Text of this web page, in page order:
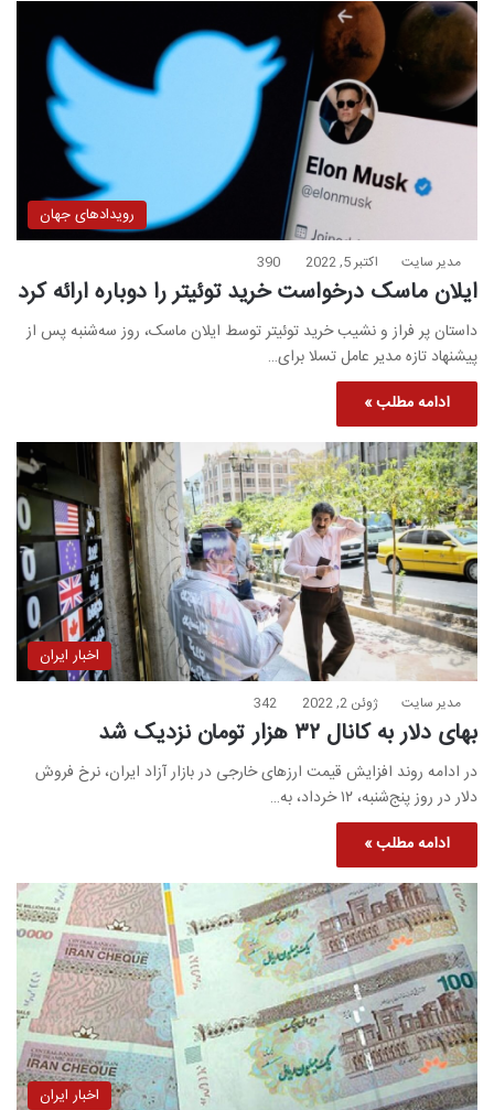
رویدادهای جهان
مدیر سایت اکتبر 5, 2022 390
ایلان ماسک درخواست خرید توئیتر را دوباره ارائه کرد
داستان پر فراز و نشیب خرید توئیتر توسط ایلان ماسک، روز سه‌شنبه پس از
پیشنهاد تازه مدیر عامل تسلا برای…
ادامه مطلب »
اخبار ایران
مدیر سایت ژوئن 2, 2022 342
بهای دلار به کانال ۳۲ هزار تومان نزدیک شد
در ادامه روند افزایش قیمت ارزهای خارجی در بازار آزاد ایران، نرخ فروش
دلار در روز پنج‌شنبه، ۱۲ خرداد، به…
ادامه مطلب »
اخبار ایران